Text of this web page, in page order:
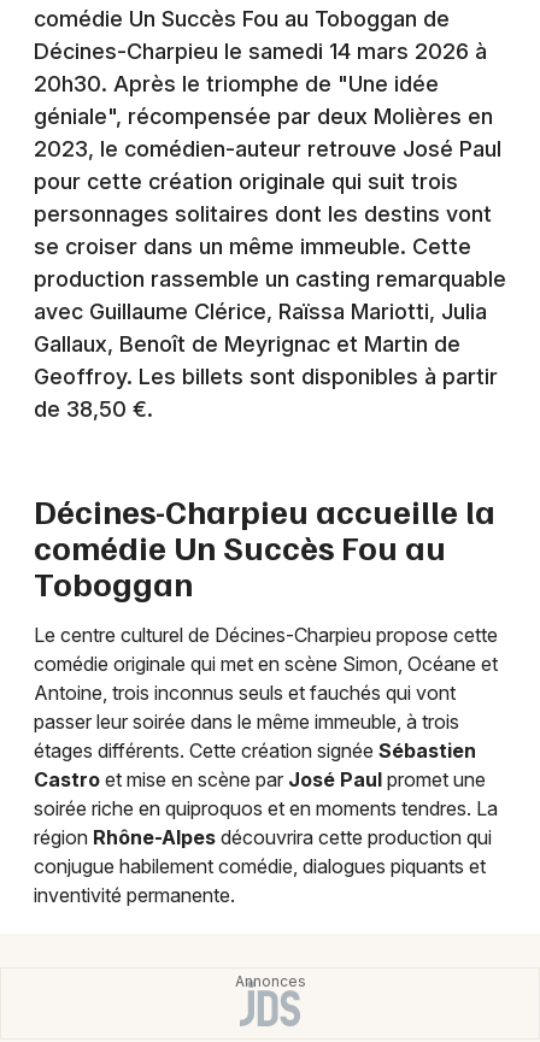
Soirées
Sorties famille
Expos
Sorties & loisirs
Théâtre dans le Rhône
Théâtre en Rhône-Alpes
Newsletter des sorties
Artistes en tournée
Actus à Lyon
Magazine à Lyon
Choisir mes départements
Paris
Strasbourg
Toulouse
Toutes les villes
comédie Un Succès Fou au Toboggan de
Décines-Charpieu le samedi 14 mars 2026 à
20h30. Après le triomphe de "Une idée
géniale", récompensée par deux Molières en
2023, le comédien-auteur retrouve José Paul
pour cette création originale qui suit trois
personnages solitaires dont les destins vont
se croiser dans un même immeuble. Cette
production rassemble un casting remarquable
avec Guillaume Clérice, Raïssa Mariotti, Julia
Gallaux, Benoît de Meyrignac et Martin de
Geoffroy. Les billets sont disponibles à partir
de 38,50 €.
Décines-Charpieu accueille la
comédie Un Succès Fou au
Toboggan
Le centre culturel de Décines-Charpieu propose cette
comédie originale qui met en scène Simon, Océane et
Antoine, trois inconnus seuls et fauchés qui vont
passer leur soirée dans le même immeuble, à trois
étages différents. Cette création signée Sébastien
Castro et mise en scène par José Paul promet une
soirée riche en quiproquos et en moments tendres. La
région Rhône-Alpes découvrira cette production qui
conjugue habilement comédie, dialogues piquants et
inventivité permanente.